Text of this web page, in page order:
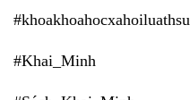
#khoakhoahocxahoiluathsu
#Khai_Minh